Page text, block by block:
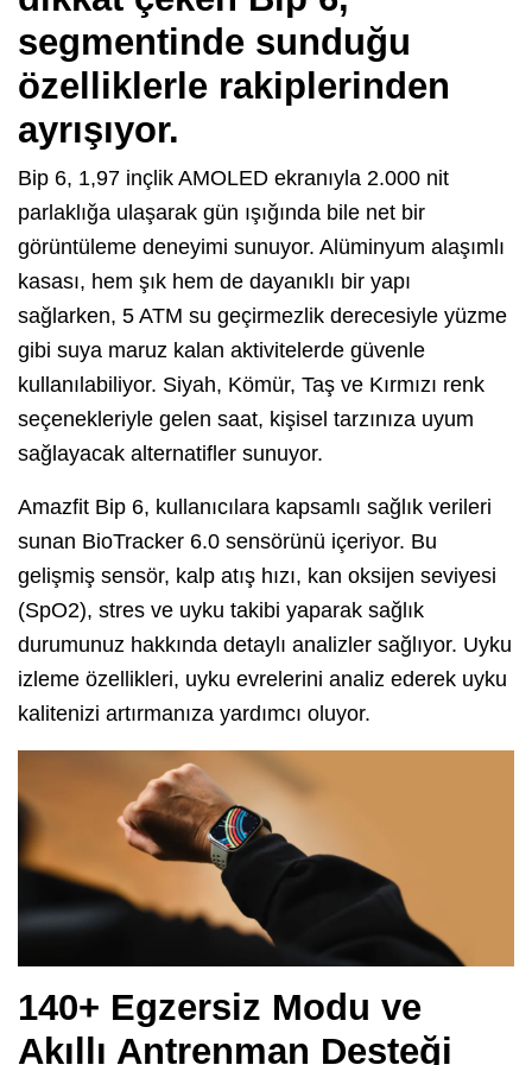
segmentinde sunduğu
özelliklerle rakiplerinden
ayrışıyor.
Bip 6, 1,97 inçlik AMOLED ekranıyla 2.000 nit
parlaklığa ulaşarak gün ışığında bile net bir
görüntüleme deneyimi sunuyor. Alüminyum alaşımlı
kasası, hem şık hem de dayanıklı bir yapı
sağlarken, 5 ATM su geçirmezlik derecesiyle yüzme
gibi suya maruz kalan aktivitelerde güvenle
kullanılabiliyor. Siyah, Kömür, Taş ve Kırmızı renk
seçenekleriyle gelen saat, kişisel tarzınıza uyum
sağlayacak alternatifler sunuyor.
Amazfit Bip 6, kullanıcılara kapsamlı sağlık verileri
sunan BioTracker 6.0 sensörünü içeriyor. Bu
gelişmiş sensör, kalp atış hızı, kan oksijen seviyesi
(SpO2), stres ve uyku takibi yaparak sağlık
durumunuz hakkında detaylı analizler sağlıyor. Uyku
izleme özellikleri, uyku evrelerini analiz ederek uyku
kalitenizi artırmanıza yardımcı oluyor.
140+ Egzersiz Modu ve
Akıllı Antrenman Desteği